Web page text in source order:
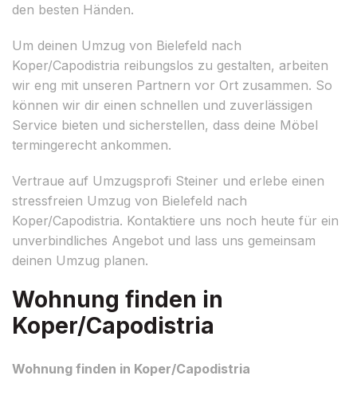
den besten Händen.
Um deinen Umzug von Bielefeld nach
Koper/Capodistria reibungslos zu gestalten, arbeiten
wir eng mit unseren Partnern vor Ort zusammen. So
können wir dir einen schnellen und zuverlässigen
Service bieten und sicherstellen, dass deine Möbel
termingerecht ankommen.
Vertraue auf Umzugsprofi Steiner und erlebe einen
stressfreien Umzug von Bielefeld nach
Koper/Capodistria. Kontaktiere uns noch heute für ein
unverbindliches Angebot und lass uns gemeinsam
deinen Umzug planen.
Wohnung finden in
Koper/Capodistria
Wohnung finden in Koper/Capodistria